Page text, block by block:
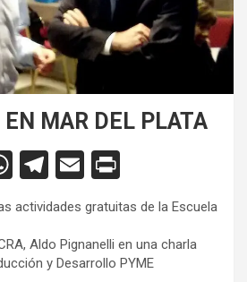
MAR DEL PLATA
W
at
s
T
el
e
gr
E
m
ail
in
tF
ri
actividades gratuitas de la Escuela
Aldo Pignanelli en una charla
y Desarrollo PYME